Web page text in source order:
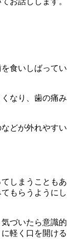
食いしばってい
なり、歯の痛み
どが外れやすい
しまうこともあ
もらうようにし
づいたら意識的
軽く口を開ける